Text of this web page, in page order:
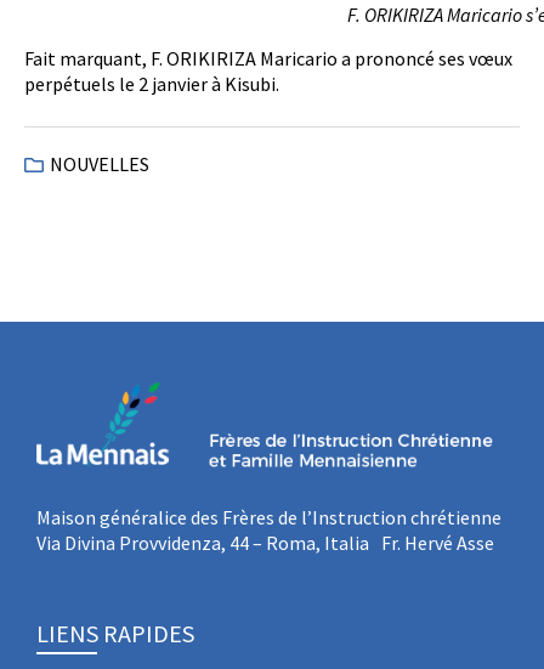
F. ORIKIRIZA Maricario
Fait marquant, F. ORIKIRIZA Maricario a prononcé ses vœux
perpétuels le 2 janvier à Kisubi.
NOUVELLES
Maison généralice des Frères de l’Instruction chrétienne
Via Divina Provvidenza, 44 – Roma, Italia Fr. Hervé Asse
LIENS RAPIDES